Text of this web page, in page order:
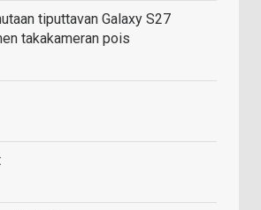
tiputtavan Galaxy S27
takakameran pois